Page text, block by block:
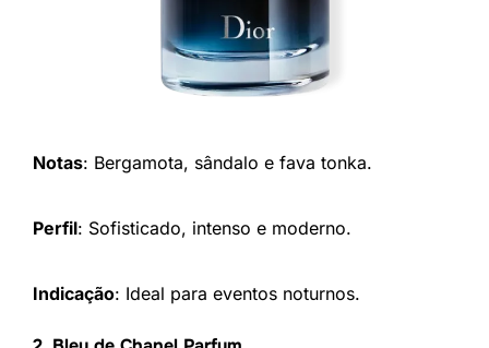
Notas: Bergamota, sândalo e fava tonka.
Perfil: Sofisticado, intenso e moderno.
Indicação: Ideal para eventos noturnos.